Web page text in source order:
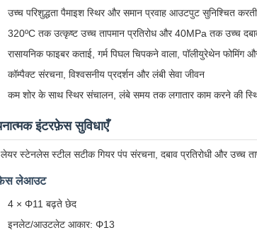
उच्च परिशुद्धता पैमाइश स्थिर और समान प्रवाह आउटपुट सुनिश्चित
320ºC तक उत्कृष्ट उच्च तापमान प्रतिरोध और 40MPa तक उच्च
रासायनिक फाइबर कताई, गर्म पिघल चिपकने वाला, पॉलीयुरेथेन फोमिंग
कॉम्पैक्ट संरचना, विश्वसनीय प्रदर्शन और लंबी सेवा जीवन
कम शोर के साथ स्थिर संचालन, लंबे समय तक लगातार काम करने की
इंटरफ़ेस सुविधाएँ
स्टेनलेस स्टील सटीक गियर पंप संरचना, दबाव प्रतिरोधी और उच्च
लेआउट
4 × Φ11 बढ़ते छेद
इनलेट/आउटलेट आकार: Φ13